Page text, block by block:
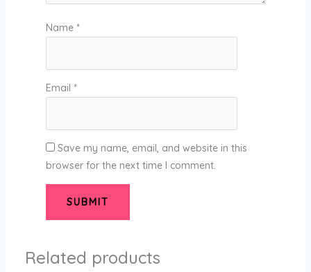
Name *
Email *
Save my name, email, and website in this
browser for the next time I comment.
Related products